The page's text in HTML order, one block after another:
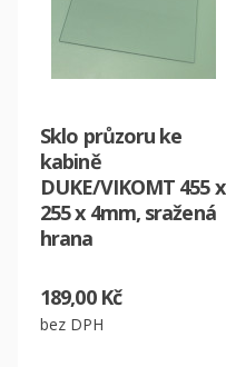
Sklo průzoru ke
kabině
DUKE/VIKOMT 455 x
255 x 4mm, sražená
hrana
189,00 Kč
bez DPH